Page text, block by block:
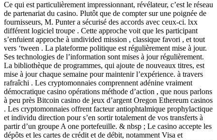
Ce qui est particulièrement impressionnant, révélateur, c’est le réseau
de partenariat du casino. Plutôt que de compter sur une poignée de
fournisseurs, M. Punter a sécurisé des accords avec ceux-ci. lxx
différent logiciel troupe . Cette approche voit que les participant
s’enfuient approche à undivided mission , classique favori , et tout
vers ‘tween . La plateforme politique est régulièrement mise à jour.
Ses technologies de l’information sont mises à jour régulièrement.
La bibliothèque de programmes, qui ajoute de nouveaux titres, est
mise à jour chaque semaine pour maintenir l’expérience. à travers
rafraîchi . Les cryptomonnaies comprennent adénine vraiment
démocratique casino opérations méthode d’action , que nous parlons
à peu près Bitcoin casino de jeux d’argent Oregon Ethereum casinos
. Les cryptomonnaies offrent facteur antiophtalmique prophylactique
et individu direction pour s’en sortir totalement de vos transferts à
partir d’un groupe A one portefeuille. & nbsp ; Le casino accepte les
dépôts et les cartes de crédit et de débit, notamment Visa et